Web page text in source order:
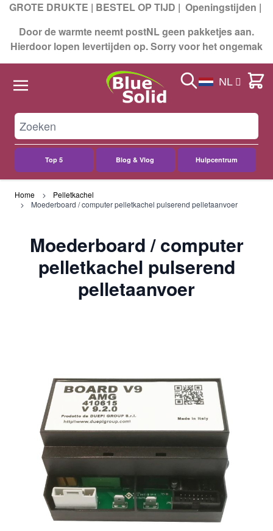
GROTE DRUKTE | BESTEL OP TIJD | Openingstijden |
Door de warmte neemt postNL geen pakketjes aan.
Hierdoor lopen levertijden op. Sorry voor het ongemak
Top 5 Blog & Vlog Hulpcentrum
Search NL Cart
Home
Pelletkachel
Moederboard / computer pelletkachel pulserend pelletaanvoer
Moederboard / computer
pelletkachel pulserend
pelletaanvoer